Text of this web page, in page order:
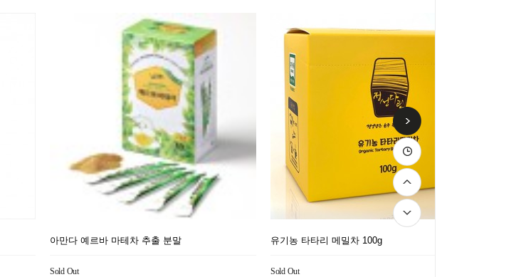
아만다 예르바 마테차 추출 분말
Sold Out
유기농 타타리 메밀차 100g
Sold Out